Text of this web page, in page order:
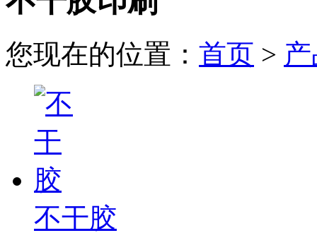
支
京
有
肥
上
海
有
机
设
备
您现在的位置： 首页 >
不干胶